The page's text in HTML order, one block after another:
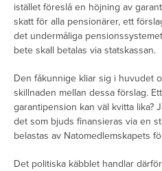
istället föreslå en höjning av
skatt för alla pensionärer, ett
det undermåliga
bete skall betalas via statskassan.
Den fåkunnige kliar sig i huvudet
skillnaden mellan dessa förslag.
garantipension kan väl kvitta lika?
det som bjuds finansieras via en
belastas av Natomedlemskapets
Det politiska käbblet handlar